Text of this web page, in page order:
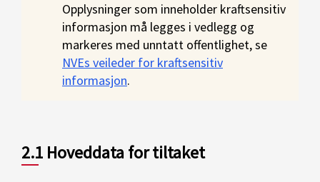
Opplysninger som inneholder kraftsensitiv
informasjon må legges i vedlegg og
markeres med unntatt offentlighet, se
NVEs veileder for kraftsensitiv
informasjon.
2.1 Hoveddata for tiltaket